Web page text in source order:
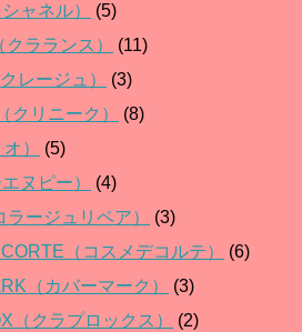
ャネル）
(5)
ラランス）
(11)
レージュ）
(3)
クリニーク）
(8)
）
(5)
ヌピー）
(4)
ージュリペア）
(3)
（コスメデコルテ）
(6)
（カバーマーク）
(3)
（クラプロックス）
(2)